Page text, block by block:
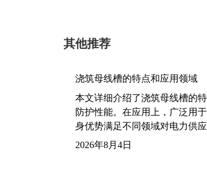
其他推荐
浇筑母线槽的特点和应用领域
本文详细介绍了浇筑母线槽的
防护性能。在应用上，广泛用
身优势满足不同领域对电力供
2026年8月4日